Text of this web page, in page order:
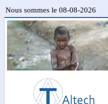
Nous sommes le 08-08-2026